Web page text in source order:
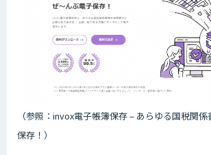
（参照：invox電子帳簿保存 – あらゆる国税関
保存！）